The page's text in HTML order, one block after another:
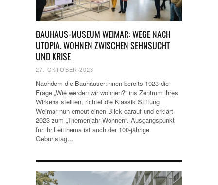
BAUHAUS-MUSEUM WEIMAR: WEGE NACH
UTOPIA. WOHNEN ZWISCHEN SEHNSUCHT
UND KRISE
27. OKTOBER 2023
Nachdem die Bauhäuser:innen bereits 1923 die
Frage „Wie werden wir wohnen?“ ins Zentrum ihres
Wirkens stellten, richtet die Klassik Stiftung
Weimar nun erneut einen Blick darauf und erklärt
2023 zum „Themenjahr Wohnen“. Ausgangspunkt
für ihr Leitthema ist auch der 100-jährige
Geburtstag…